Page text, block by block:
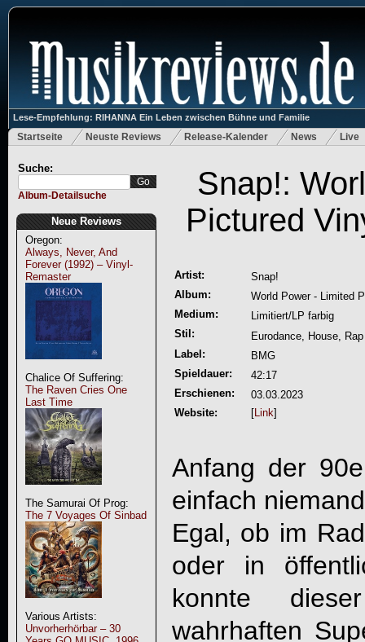
Lese-Empfehlung: RIHANNA Ein Leben zwischen Bühne und Familie
Startseite Neuste Reviews Release-Kalender News Live
Suche:
Album-Detailsuche
Neue Reviews
Oregon:
Always, Never, And
Forever (1992) – Vinyl-
Remaster
Chalice Of Suffering:
The Raven Cries One
Last Time
The Samurai Of Prog:
The 7 Voyages Of Sinbad
Various Artists:
Unvorherhörbar – 30
Snap!:
Pictured
Artist:
Snap!
Album:
World Power - Limited
Medium:
Limitiert/LP farbig
Stil:
Eurodance, House, Rap
Label:
BMG
Spieldauer:
42:17
Erschienen:
03.03.2023
Website:
[Link]
Anfang der
einfach
Egal, ob im
oder in
konnte
wahrhaften